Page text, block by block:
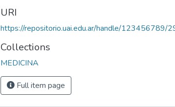
URI
https://repositorio.uai.edu.ar/handle/123456789/
Collections
MEDICINA
Full item page